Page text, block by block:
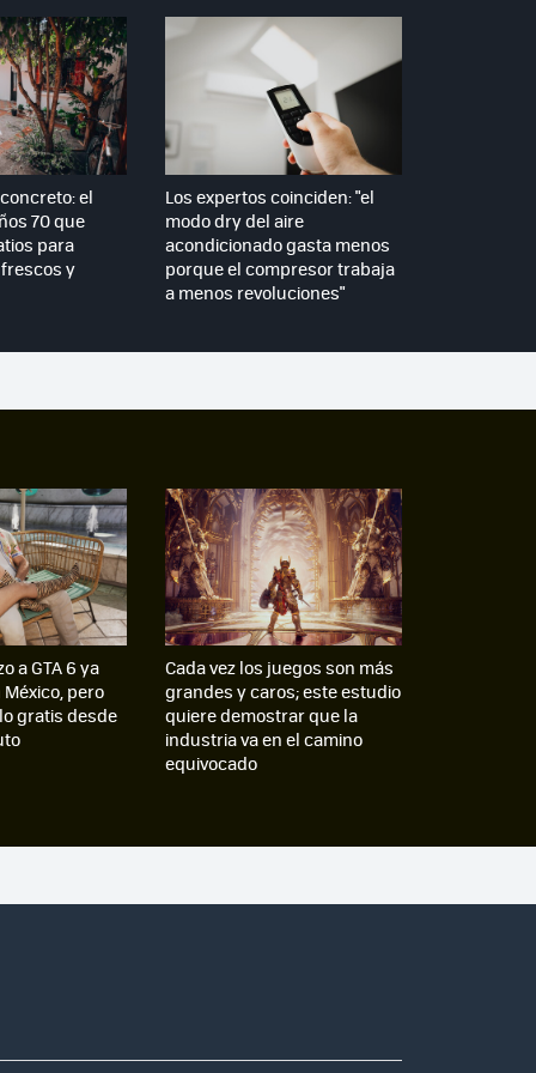
el
70 que
para
y
Los expertos coinciden: "el
modo dry del aire
acondicionado gasta menos
porque el compresor trabaja
a menos revoluciones"
a GTA 6 ya
pero
gratis desde
Cada vez los juegos son más
grandes y caros; este estudio
quiere demostrar que la
industria va en el camino
equivocado